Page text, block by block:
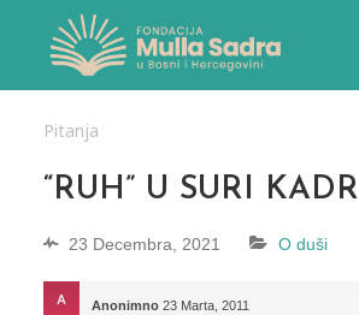
Pitanja
“RUH” U SURI KADR
23 Decembra, 2021 O duši
Anonimno 23 Marta, 2011